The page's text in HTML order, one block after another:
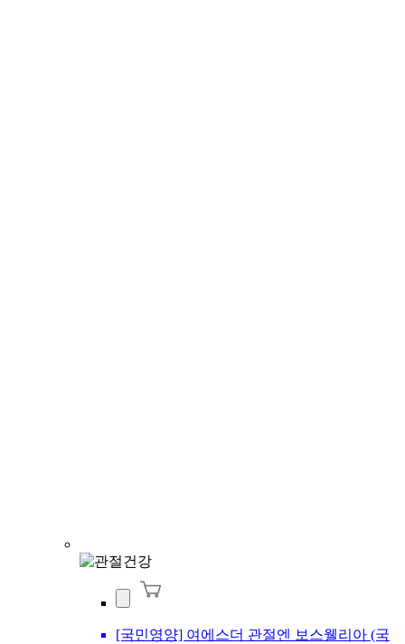
[국민영양] 여에스더 관절엔 보스웰리아 (국